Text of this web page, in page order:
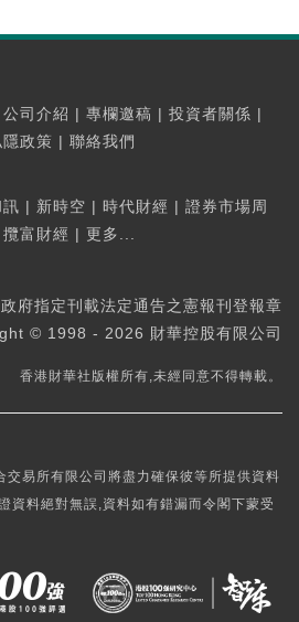
公司介紹 | 專欄邀稿 | 投資者關係 |
隱政策 | 聯絡我們
| 新時空 | 時代財經 | 證券市場周
攬富財經 | 更多...
府指定刊載法定通告之憲報刊登報章
© 1998 - 2026 財華控股有限公司
香港財華社版權所有,未經同意不得轉載。
交易所有限公司將盡力確保彼等所提供資料
資料絕對無誤,資料如有錯漏而令閣下蒙受